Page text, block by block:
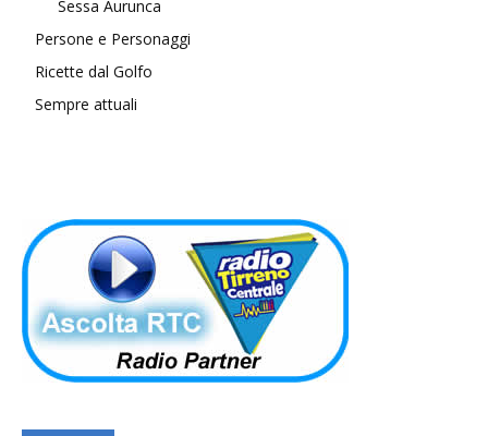
Sessa Aurunca
Persone e Personaggi
Ricette dal Golfo
Sempre attuali